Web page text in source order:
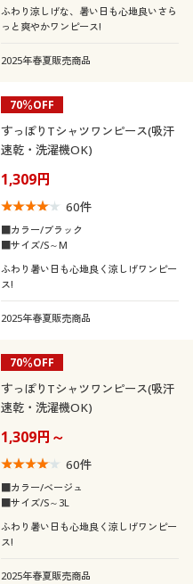
ふわり涼しげな、暑い日も心地良いさら
っと爽やかワンピース!
2025年春夏販売商品
70％OFF
すっぽりTシャツワンピース(吸汗
速乾・洗濯機OK)
1,309円
60件
■カラー/ブラック
■サイズ/S～M
ふわり暑い日も心地良く涼しげワンピー
ス!
2025年春夏販売商品
70％OFF
すっぽりTシャツワンピース(吸汗
速乾・洗濯機OK)
1,309円～
60件
■カラー/ベージュ
■サイズ/S～3L
ふわり暑い日も心地良く涼しげワンピー
ス!
2025年春夏販売商品